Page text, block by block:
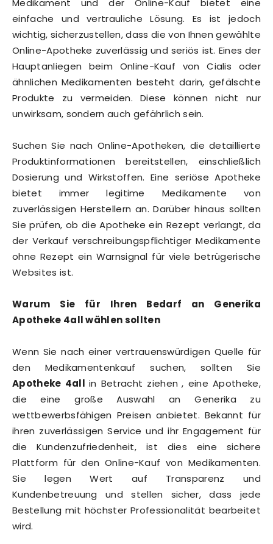
Medikament und der Online-Kauf bietet eine
einfache und vertrauliche Lösung. Es ist jedoch
wichtig, sicherzustellen, dass die von Ihnen gewählte
Online-Apotheke zuverlässig und seriös ist. Eines der
Hauptanliegen beim Online-Kauf von Cialis oder
ähnlichen Medikamenten besteht darin, gefälschte
Produkte zu vermeiden. Diese können nicht nur
unwirksam, sondern auch gefährlich sein.
Suchen Sie nach Online-Apotheken, die detaillierte
Produktinformationen bereitstellen, einschließlich
Dosierung und Wirkstoffen. Eine seriöse Apotheke
bietet immer legitime Medikamente von
zuverlässigen Herstellern an. Darüber hinaus sollten
Sie prüfen, ob die Apotheke ein Rezept verlangt, da
der Verkauf verschreibungspflichtiger Medikamente
ohne Rezept ein Warnsignal für viele betrügerische
Websites ist.
Warum Sie für Ihren Bedarf an Generika
Apotheke 4all wählen sollten
Wenn Sie nach einer vertrauenswürdigen Quelle für
den Medikamentenkauf suchen, sollten Sie
Apotheke 4all in Betracht ziehen , eine Apotheke,
die eine große Auswahl an Generika zu
wettbewerbsfähigen Preisen anbietet. Bekannt für
ihren zuverlässigen Service und ihr Engagement für
die Kundenzufriedenheit, ist dies eine sichere
Plattform für den Online-Kauf von Medikamenten.
Sie legen Wert auf Transparenz und
Kundenbetreuung und stellen sicher, dass jede
Bestellung mit höchster Professionalität bearbeitet
wird.